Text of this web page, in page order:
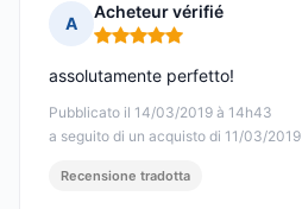
A
Acheteur vérifié
Nota: 5 su 5
Pubblicato il 14/03/2019 à 14h43
a seguito di un acquisto di 11/03/2019
assolutamente perfetto!
Recensione tradotta